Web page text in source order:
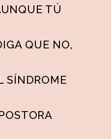
TÚ
QUE NO,
SÍNDROME